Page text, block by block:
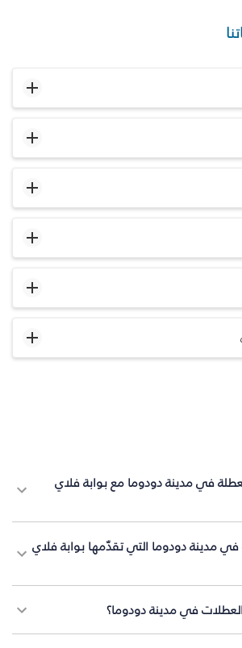
في مدينة دودوما مع بوابة فلاي
مدينة دودوما التي تقدّمها بوابة فلاي
في مدينة دودوما؟